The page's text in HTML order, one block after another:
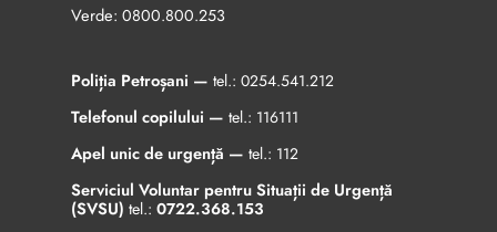
Verde: 0800.800.253
Poliția Petroșani — tel.: 0254.541.212
Telefonul copilului — tel.: 116111
Apel unic de urgență — tel.: 112
Serviciul Voluntar pentru Situații de Urgență
(SVSU) tel.: 0722.368.153